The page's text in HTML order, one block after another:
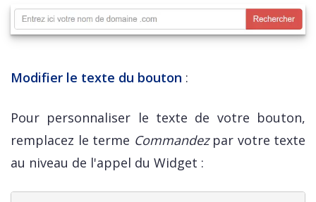
Modifier le texte du bouton :
Pour personnaliser le texte de votre bouton,
remplacez le terme Commandezpar votre texte
au niveau de l'appel du Widget :